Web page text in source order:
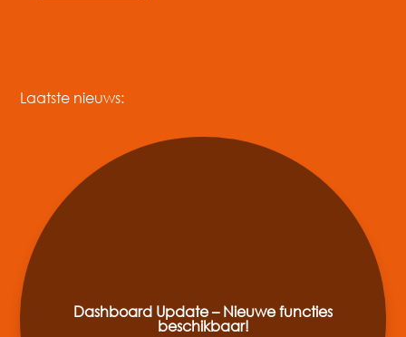
Laatste nieuws:
Dashboard Update – Nieuwe functies
beschikbaar!